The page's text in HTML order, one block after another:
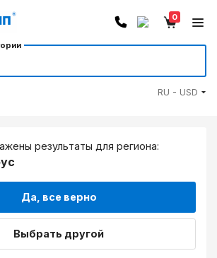
0
RU - USD
результаты для региона:
Да, все верно
Выбрать другой